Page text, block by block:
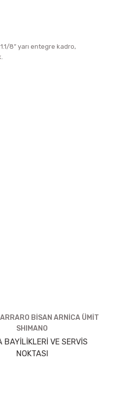
8” yarı entegre kadro,
BİSAN ARNİCA ÜMİT
SHIMANO
BAYİLİKLERİ VE SERVİS
NOKTASI